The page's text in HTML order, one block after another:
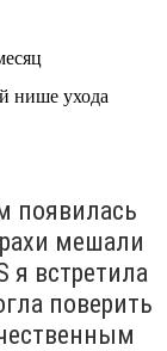
нише ухода
появилась
мешали
я встретила
поверить